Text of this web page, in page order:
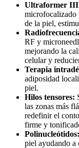
Ultraformer
microfocalizado
de la piel,
RF y
mejorando la
celular y
Terapia
adiposidad
piel.
Hilos tensores:
las zonas más
redefinir el
firme y
Polinucleótidos:
piel ayudando a